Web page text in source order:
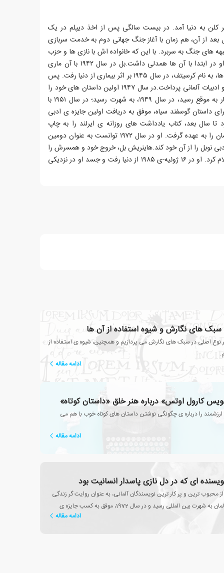
۲۱ دسامبر ۱۹۱۷ در شهر کلن به دنیا آمد. در بیست سالگی پس از اخذ دیپلم در یک
بعد از آن، هم زمان با آغاز جنگ جهانی دوم به خدمت سربازی
و تا سال ۱۹۴۵ را در جبهه های جنگ به سربرد. با این که خانواده اش با نازی ها و حزب
ناسیونال سوسیالیسم مخالف بودند، او در ابتدا با آن ها همدلی داشت.بل در سال ۱۹۴۲ با آن ماری
سش ازدواج کرد که اولین فرزند آن ها، به نام کرسیتف، در سال ۱۹۴۵ بر اثر بیماری از دنیا رفت. پس
از جنگ به تحصیل در رشته ی زبان و ادبیات آلمانی پرداخت.در سال ۱۹۴۷ اولین داستان های خود را
به چاپ رسانید و با چاپ داستان قطار به موقع رسید، در سال ۱۹۴۹، به شهرت رسید؛ در سال ۱۹۵۱ با
شدن جایزه ی ادبی گروه ۴۷ برای داستان گوسفند سیاه، موفق به دریافت اولین جایزه ی ادبی
سفر کرد تا سال بعد، کتاب یادداشت های روزانه ی ایرلند را به چاپ
برساند.در ۱۹۷۱ ریاست انجمن قلم آلمان را به عهده گرفت. او در سال ۱۹۷۲ توانست به عنوان دومین
نوبل را از آن خود کند.هاینریش بل، خروج خود و همسرش را
از کلیسای کاتولیک، در سال ۱۹۷۶، اعلام کرد. او در ۱۶ ژوئیه-ی ۱۹۸۵ از دنیا رفت و جسد او در نزدیکی
سبک های نگارش و شیوه استفاده از آن ها
نوع اصلی در سبک های نگارش می پردازیم و همچنین، شیوه ی استفاده از
ادامه مقاله
کارول اوتس» درباره هنر خلق «داستان کوتاه»
را درباره ی چگونگی نوشتن داستان های کوتاه خوب با هم می
ادامه مقاله
ای که در دل نازی پاسدار انسانیت بود
محبوب ترین و پر کار ترین نویسندگان آلمانی، به عنوان روایت گر زندگی
در جمهوری فدرال آلمان به شهرت بین المللی رسید و در سال 1972، موفق به کسب جایزه ی
ادامه مقاله